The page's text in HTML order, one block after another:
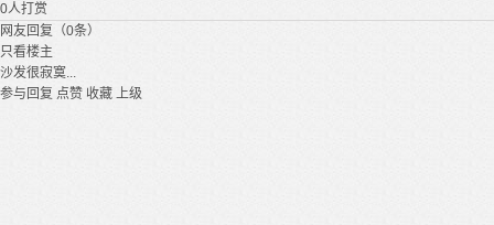
0人打赏
网友回复（0条）
只看楼主
沙发很寂寞...
参与回复 点赞 收藏 上级